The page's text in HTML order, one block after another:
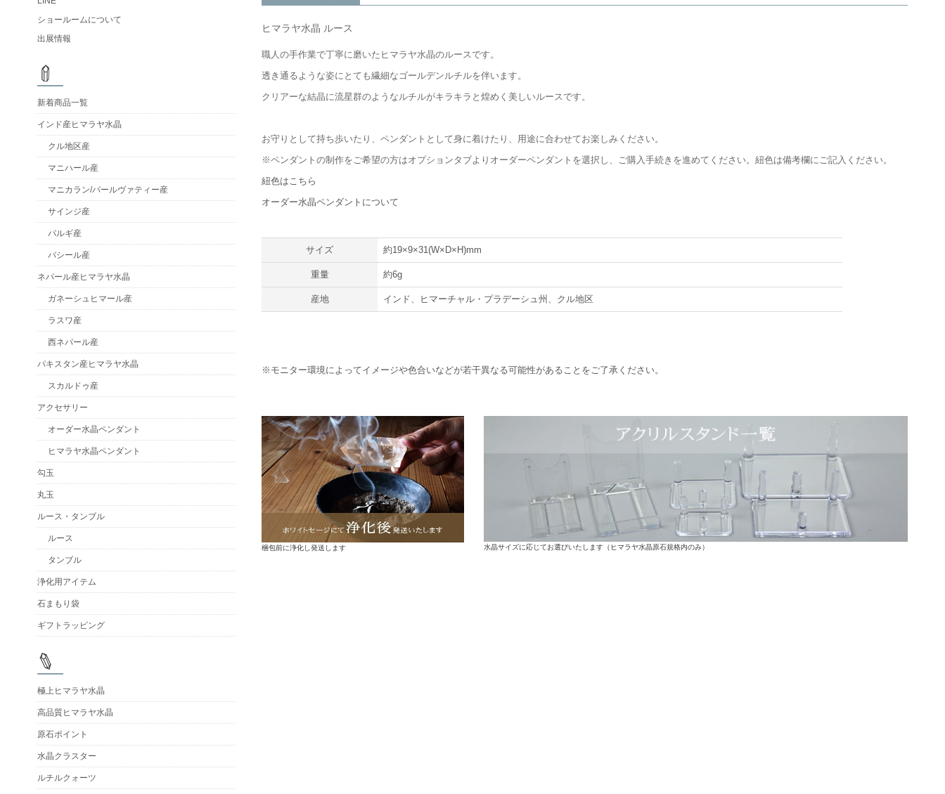
ヒマラヤ水晶 ルース
職人の手作業で丁寧に磨いたヒマラヤ水晶のルースです。
透き通るような姿にとても繊細なゴールデンルチルを伴います。
クリアーな結晶に流星群のようなルチルがキラキラと煌めく美しいルースです。
お守りとして持ち歩いたり、ペンダントとして身に着けたり、用途に合わせてお楽しみください。
※ペンダントの制作をご希望の方はオプションタブよりオーダーペンダントを選択し、ご購入手続きを進めてください。紐色は備考欄にご記入ください。
紐色はこちら
オーダー水晶ペンダントについて
サイズ 約19×9×31(W×D×H)mm
重量 約6g
産地 インド、ヒマーチャル・プラデーシュ州、クル地区
※モニター環境によってイメージや色合いなどが若干異なる可能性があることをご了承ください。
梱包前に浄化し発送します 水晶サイズに応じてお選びいたします（ヒマラヤ水晶原石規格内のみ）
ショールームについて
出展情報
新着商品一覧
インド産ヒマラヤ水晶
クル地区産
マニハール産
マニカラン/パールヴァティー産
サインジ産
パルギ産
バシール産
ネパール産ヒマラヤ水晶
ガネーシュヒマール産
ラスワ産
西ネパール産
パキスタン産ヒマラヤ水晶
スカルドゥ産
アクセサリー
オーダー水晶ペンダント
ヒマラヤ水晶ペンダント
勾玉
丸玉
ルース・タンブル
ルース
タンブル
浄化用アイテム
石まもり袋
ギフトラッピング
極上ヒマラヤ水晶
高品質ヒマラヤ水晶
原石ポイント
水晶クラスター
ルチルクォーツ